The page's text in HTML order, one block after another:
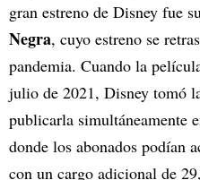
gran estreno de Disney fue
Negra, cuyo estreno se
pandemia. Cuando la
julio de 2021, Disney tomó
publicarla simultáneamente
donde los abonados podían
con un cargo adicional de